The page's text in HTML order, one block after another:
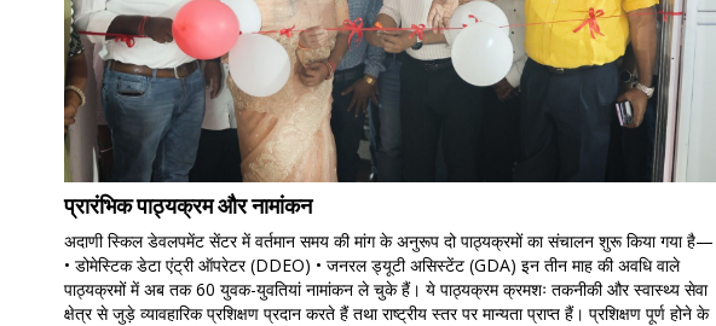
प्रारंभिक पाठ्यक्रम और नामांकन
अदाणी स्किल डेवलपमेंट सेंटर में वर्तमान समय की मांग के अनुरूप दो पाठ्यक्रमों का संचालन शुरू किया गया है—
• डोमेस्टिक डेटा एंट्री ऑपरेटर (DDEO) • जनरल ड्यूटी असिस्टेंट (GDA) इन तीन माह की अवधि वाले
पाठ्यक्रमों में अब तक 60 युवक-युवतियां नामांकन ले चुके हैं। ये पाठ्यक्रम क्रमशः तकनीकी और स्वास्थ्य सेवा
क्षेत्र से जुड़े व्यावहारिक प्रशिक्षण प्रदान करते हैं तथा राष्ट्रीय स्तर पर मान्यता प्राप्त हैं। प्रशिक्षण पूर्ण होने के